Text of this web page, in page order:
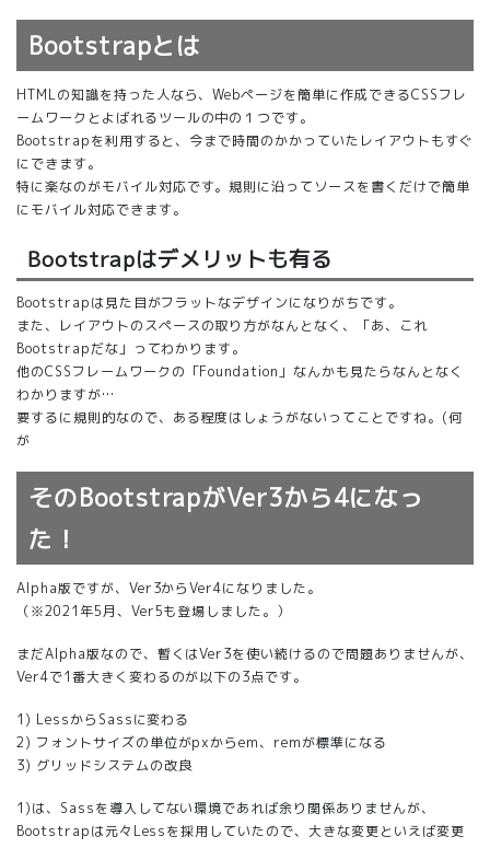
Bootstrapとは
HTMLの知識を持った人なら、Webページを簡単に作成できるCSSフレ
ームワークとよばれるツールの中の１つです。
Bootstrapを利用すると、今まで時間のかかっていたレイアウトもすぐ
にできます。
特に楽なのがモバイル対応です。規則に沿ってソースを書くだけで簡単
にモバイル対応できます。
Bootstrapはデメリットも有る
Bootstrapは見た目がフラットなデザインになりがちです。
また、レイアウトのスペースの取り方がなんとなく、「あ、これ
Bootstrapだな」ってわかります。
他のCSSフレームワークの「Foundation」なんかも見たらなんとなく
わかりますが…
要するに規則的なので、ある程度はしょうがないってことですね。(何
が
そのBootstrapがVer3から4になっ
た！
Alpha版ですが、Ver3からVer4になりました。
（※2021年5月、Ver5も登場しました。）
まだAlpha版なので、暫くはVer3を使い続けるので問題ありませんが、
Ver4で1番大きく変わるのが以下の3点です。
1) LessからSassに変わる
2) フォントサイズの単位がpxからem、remが標準になる
3) グリッドシステムの改良
1)は、Sassを導入してない環境であれば余り関係ありませんが、
Bootstrapは元々Lessを採用していたので、大きな変更といえば変更